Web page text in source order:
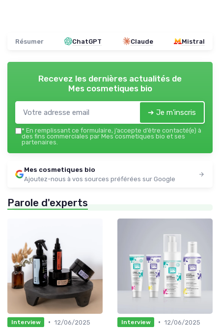
Résumer ChatGPT Claude Mistral
Recevez les dernières actualités de
Mes cosmetiques bio
➔ Je m'inscris
* En remplissant ce formulaire, j’accepte d’être contacté(e) à
des fins commerciales par Mes cosmetiques bio et ses
partenaires.
Mes cosmetiques bio
Ajoutez-nous à vos sources préférées sur Google
Parole d'experts
Interview • 12/06/2025
Interview • 12/06/2025